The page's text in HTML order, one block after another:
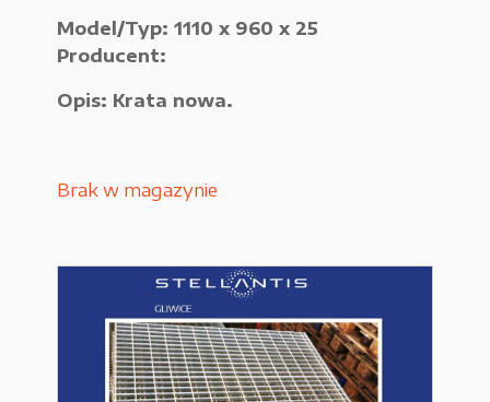
Pompy i przekładnie
WYPRZEDAŻE
Model/Typ: 1110 x 960 x 25
Producent:
Opis: Krata nowa.
Brak w magazynie